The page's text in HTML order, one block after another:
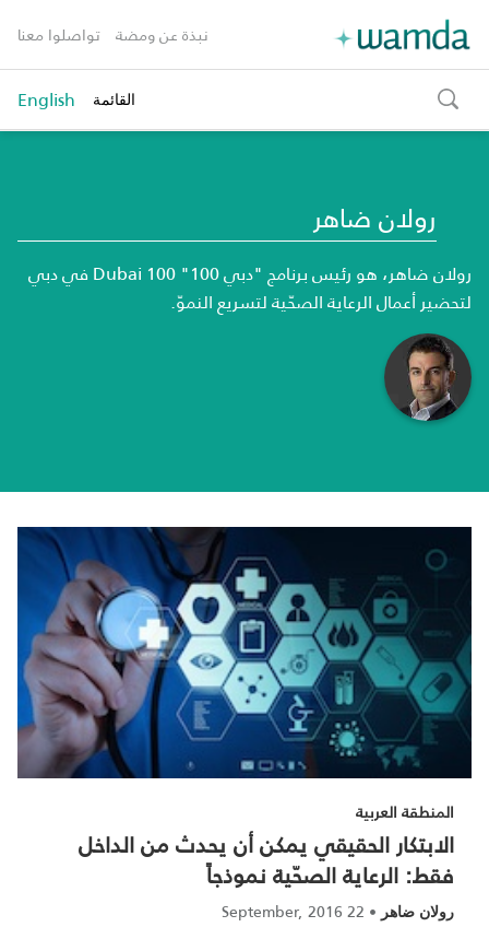
نبذة عن ومضة تواصلوا معنا
toggle
search
القائمة English
رولان ضاهر
رولان ضاهر، هو رئيس برنامج "دبي 100" Dubai 100في دبي
لتحضير أعمال الرعاية الصحّية لتسريع النموّ.
المنطقة العربية
الابتكار الحقيقي يمكن أن يحدث من الداخل
فقط: الرعاية الصحّية نموذجاً
رولان ضاهر •
22 September, 2016